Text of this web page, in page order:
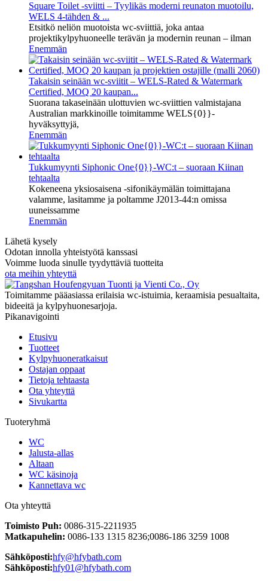
Square Toilet -sviitti – Tyylikäs moderni reunaton muotoilu,
WELS 4-tähden & ...
Etsitkö neliön muotoista wc-sviittiä, joka antaa
projektikylpyhuoneelle terävän ja modernin reunan – ilman
Enemmän
Takaisin seinään wc-sviitit – WELS-Rated & Watermark
Certified, MOQ 20 kaupan...
Suorana takaseinään ulottuvien wc-sviittien valmistajana
Australian markkinoille toimitamme WELS{0}}-
hyväksyttyjä,
Enemmän
Tukkumyynti Siphonic One{0}}-WC:t – suoraan Kiinan
tehtaalta
Kokeneena yksiosaisena -sifonikäymälän toimittajana
valamme, lasitamme ja poltamme J2013-44:n omissa
uuneissamme
Enemmän
Lähetä kysely
Odotan innolla yhteistyötä kanssasi
Voimme luoda sinulle tyydyttäviä tuotteita
ota meihin yhteyttä
Toimitamme pääasiassa erilaisia ​​wc-istuimia, keraamisia pesualtaita,
bideeitä ja kylpyhuonesarjoja.
Pikanavigointi
Etusivu
Tuotteet
Kylpyhuoneratkaisut
Ostajan oppaat
Tietoja tehtaasta
Ota yhteyttä
Sivukartta
Tuoteryhmä
WC
Jalusta-allas
Altaan
WC käsinoja
Kannettava wc
Ota yhteyttä
Toimisto Puh: 0086-315-2211935
Matkapuhelin: 0086-133 1315 8236;0086-186 3259 1008
Sähköposti:hfy@hfybath.com
Sähköposti:hfy01@hfybath.com